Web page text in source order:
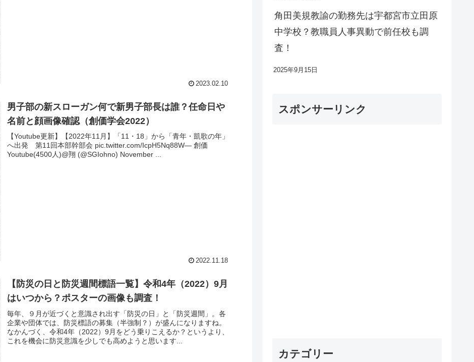
2023.02.10
男子部の新スローガン何で新男子部長は誰？任命日や
名前と顔画像確認（創価学会2022）
【Youtube更新】【2022年11月】「11・18」から「青年・凱歌の年」
へ出発 第11回本部幹部会 pic.twitter.com/IcpH5Nq88W— 創価
Youtube(4500人)@翔 (@SGIohno) November ...
2022.11.18
【防災の日と防災週間標語一覧】令和4年（2022）9月
はいつから？ポスターの画像も調査！
毎年、９月が近づくと意識され出す「防災の日」と「防災週間」。各
企業や団体では、防災標語の募集（半強制？）が盛んになりますね。
なかんづく、令和4年（2022）9月をどう乗りこえるか？というより、
これを機会に防災意識を少しでも高めようと思います...
角田美規教諭の勤務先は宇都宮市立田原
中学校？教職員人事異動で前任校も調
査！
2025年9月15日
スポンサーリンク
カテゴリー